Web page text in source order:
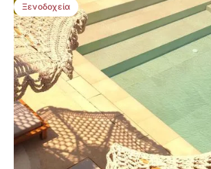
BEST DEAL
Ξενοδοχεία